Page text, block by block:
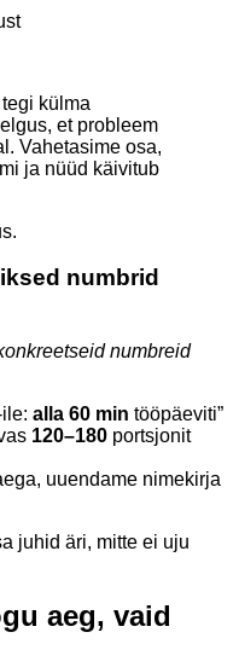
külma
et probleem
Vahetasime osa,
ja nüüd käivitub
numbrid
numbreid
alla 60 min tööpäeviti”
120–180 portsjonit
uuendame nimekirja
juhid äri, mitte ei uju
aeg, vaid